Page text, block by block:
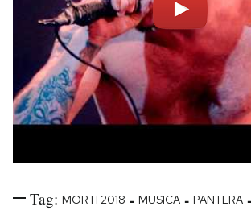
Tag: MORTI 2018 - MUSICA - PANTERA -